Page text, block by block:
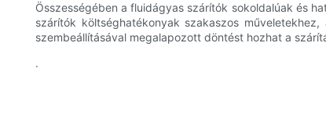
Összességében a fluidágyas szárítók sokoldalúak és
szárítók költséghatékonyak szakaszos
szembeállításával megalapozott döntést hozhat a
.